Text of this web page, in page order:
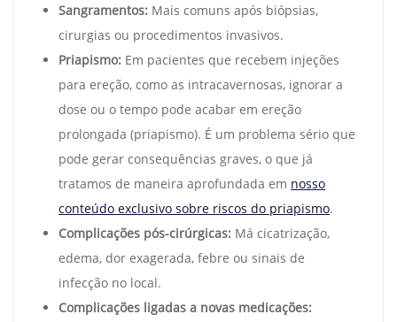
Sangramentos: Mais comuns após biópsias,
cirurgias ou procedimentos invasivos.
Priapismo: Em pacientes que recebem injeções
para ereção, como as intracavernosas, ignorar a
dose ou o tempo pode acabar em ereção
prolongada (priapismo). É um problema sério que
pode gerar consequências graves, o que já
tratamos de maneira aprofundada em nosso
conteúdo exclusivo sobre riscos do priapismo.
Complicações pós-cirúrgicas: Má cicatrização,
edema, dor exagerada, febre ou sinais de
infecção no local.
Complicações ligadas a novas medicações: